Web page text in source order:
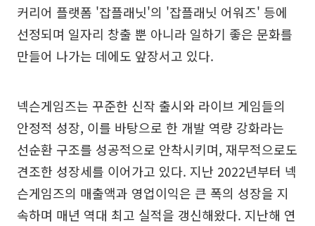
커리어 플랫폼 '잡플래닛'의 '잡플래닛 어워즈' 등에
선정되며 일자리 창출 뿐 아니라 일하기 좋은 문화를
만들어 나가는 데에도 앞장서고 있다.
넥슨게임즈는 꾸준한 신작 출시와 라이브 게임들의
안정적 성장, 이를 바탕으로 한 개발 역량 강화라는
선순환 구조를 성공적으로 안착시키며, 재무적으로도
견조한 성장세를 이어가고 있다. 지난 2022년부터 넥
슨게임즈의 매출액과 영업이익은 큰 폭의 성장을 지
속하며 매년 역대 최고 실적을 갱신해왔다. 지난해 연